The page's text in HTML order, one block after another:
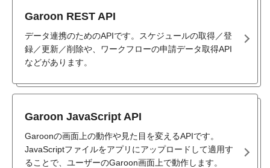
Garoon REST API
データ連携のためのAPIです。スケジュールの取得／登
録／更新／削除や、ワークフローの申請データ取得API
などがあります。
Garoon JavaScript API
Garoonの画面上の動作や見た目を変えるAPIです。
JavaScriptファイルをアプリにアップロードして適用す
ることで、ユーザーのGaroon画面上で動作します。